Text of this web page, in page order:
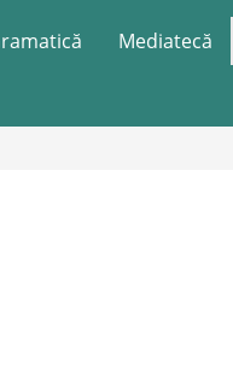
Mediatecă